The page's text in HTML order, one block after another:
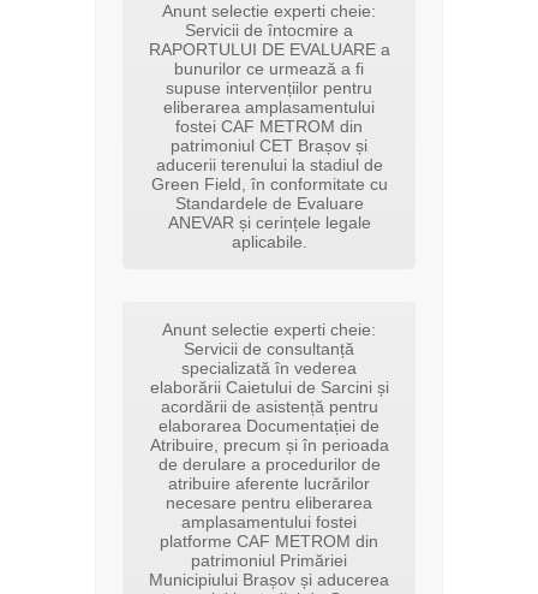
Anunt selectie experti cheie:
Servicii de întocmire a
RAPORTULUI DE EVALUARE a
bunurilor ce urmează a fi
supuse intervențiilor pentru
eliberarea amplasamentului
fostei CAF METROM din
patrimoniul CET Brașov și
aducerii terenului la stadiul de
Green Field, în conformitate cu
Standardele de Evaluare
ANEVAR și cerințele legale
aplicabile.
Anunt selectie experti cheie:
Servicii de consultanță
specializată în vederea
elaborării Caietului de Sarcini și
acordării de asistență pentru
elaborarea Documentației de
Atribuire, precum și în perioada
de derulare a procedurilor de
atribuire aferente lucrărilor
necesare pentru eliberarea
amplasamentului fostei
platforme CAF METROM din
patrimoniul Primăriei
Municipiului Brașov și aducerea